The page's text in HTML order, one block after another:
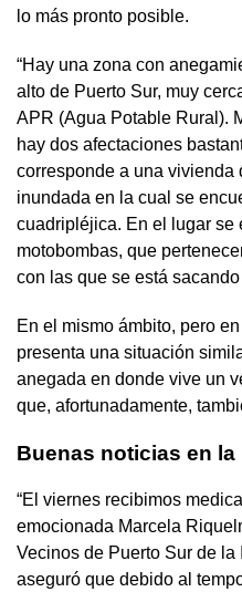
lo más pronto posible.
“Hay una zona con
alto de Puerto Sur, muy
APR (Agua Potable Rural).
hay dos afectaciones
corresponde a una vivienda
inundada en la cual se
cuadripléjica. En el lugar se
motobombas, que
con las que se está sacando
En el mismo ámbito, pero
presenta una situación
anegada en donde vive un
que, afortunadamente,
Buenas noticias en la
“El viernes recibimos
emocionada Marcela
Vecinos de Puerto Sur de la
aseguró que debido al